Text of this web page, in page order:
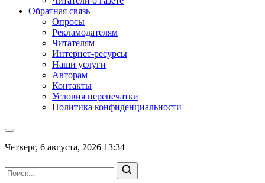
Обратная связь
Опросы
Рекламодателям
Читателям
Интернет-ресурсы
Наши услуги
Авторам
Контакты
Условия перепечатки
Политика конфиденциальности
Четверг, 6 августа, 2026 13:34